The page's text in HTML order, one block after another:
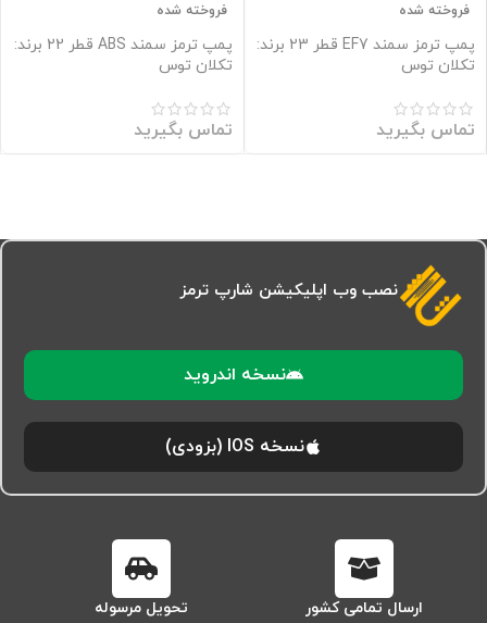
فروخته شده
پمپ ترمز سمند EF7 قطر 23 برند:
تکلان توس
تماس بگیرید
فروخته شده
پمپ ترمز سمند ABS قطر 22 برند:
تکلان توس
تماس بگیرید
نصب وب اپلیکیشن شارپ ترمز
نسخه اندروید
نسخه IOS (بزودی)
ارسال تمامی کشور تحویل مرسوله